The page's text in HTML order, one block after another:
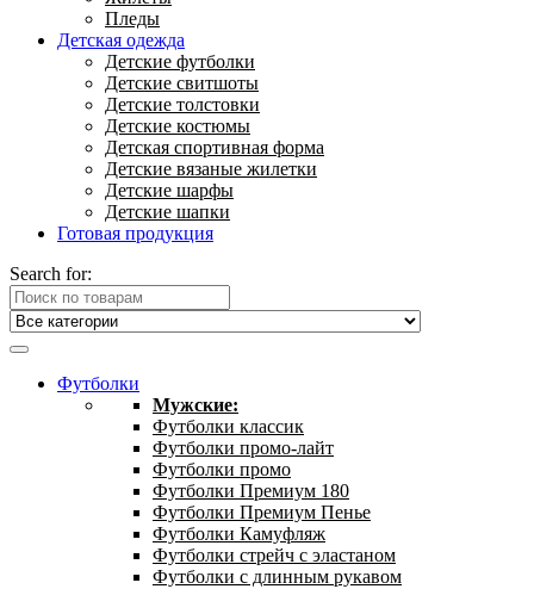
Пледы
Детская одежда
Детские футболки
Детские свитшоты
Детские толстовки
Детские костюмы
Детская спортивная форма
Детские вязаные жилетки
Детские шарфы
Детские шапки
Готовая продукция
Search for:
Футболки
Мужские:
Футболки классик
Футболки промо-лайт
Футболки промо
Футболки Премиум 180
Футболки Премиум Пенье
Футболки Камуфляж
Футболки стрейч с эластаном
Футболки с длинным рукавом